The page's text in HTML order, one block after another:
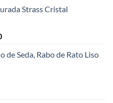
Strass Cristal
Faixa
preço:
de Seda, Rabo de Rato Liso